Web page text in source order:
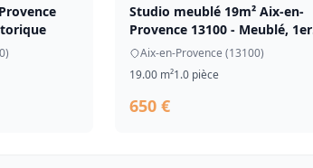
Studio meublé 19m² Aix-en-
Provence 13100 - Meublé, 1er
étage
Aix-en-Provence (13100)
19.00 m²1.0 pièce
650 €